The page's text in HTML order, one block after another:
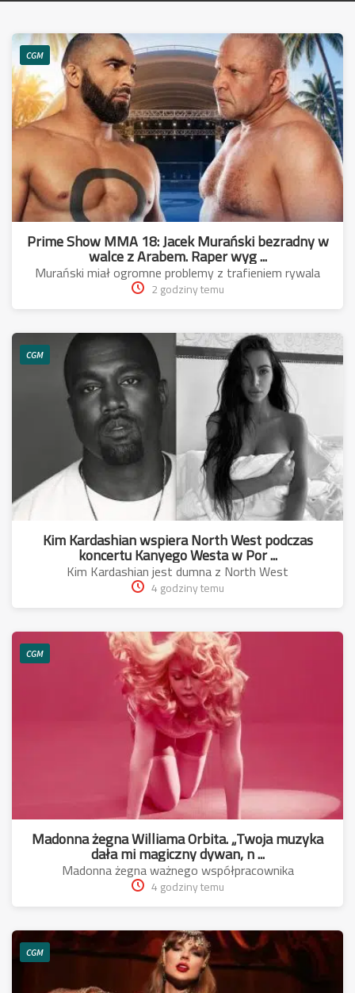
CGM
Prime Show MMA 18: Jacek Murański bezradny w
walce z Arabem. Raper wyg ...
Murański miał ogromne problemy z trafieniem rywala
2 godziny temu
CGM
Kim Kardashian wspiera North West podczas
koncertu Kanyego Westa w Por ...
Kim Kardashian jest dumna z North West
4 godziny temu
CGM
Madonna żegna Williama Orbita. „Twoja muzyka
dała mi magiczny dywan, n ...
Madonna żegna ważnego współpracownika
4 godziny temu
CGM